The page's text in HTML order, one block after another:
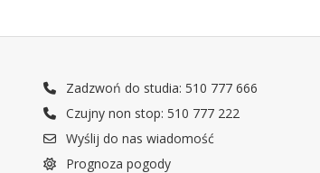
Zadzwoń do studia: 510 777 666
Czujny non stop: 510 777 222
Wyślij do nas wiadomość
Prognoza pogody